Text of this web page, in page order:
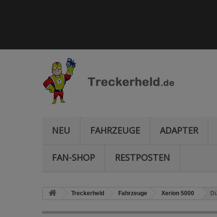
NEU FAHRZEUGE ADAPTER
FAN-SHOP RESTPOSTEN
Treckerheld Fahrzeuge Xerion 5000